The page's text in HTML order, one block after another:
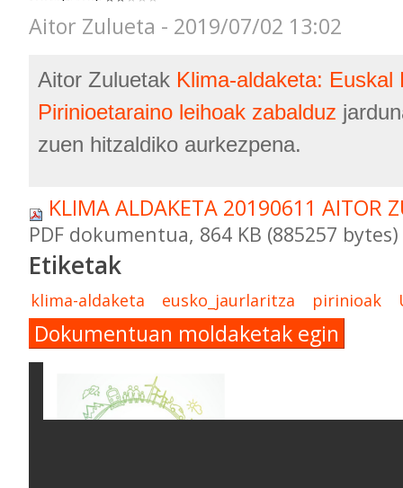
Aitor Zulueta - 2019/07/02 13:02
Aitor Zuluetak Klima-aldaketa: Euskal
Pirinioetaraino leihoak zabalduz
zuen hitzaldiko aurkezpena.
KLIMA ALDAKETA 20190611 AITOR
PDF dokumentua, 864 KB (885257 bytes)
Etiketak
klima-aldaketa eusko_jaurlaritza pirinioak
Dokumentuan moldaketak egin